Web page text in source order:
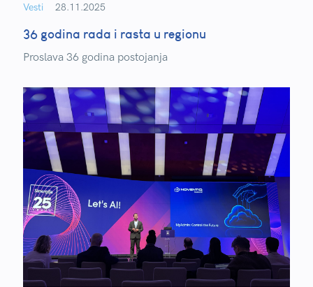
Vesti 28.11.2025
36 godina rada i rasta u regionu
Proslava 36 godina postojanja